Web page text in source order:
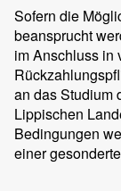
Sofern die
beansprucht
im Anschluss in
an das Studium
Lippischen
Bedingungen
einer